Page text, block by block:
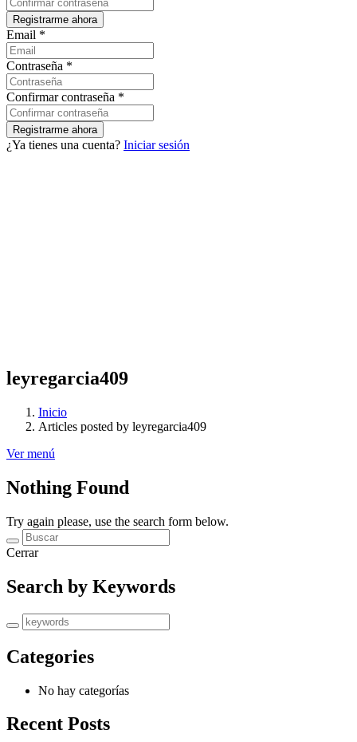
Email *
Contraseña *
Confirmar contraseña *
¿Ya tienes una cuenta? Iniciar sesión
leyregarcia409
Inicio
Articles posted by leyregarcia409
Ver menú
Nothing Found
Try again please, use the search form below.
Cerrar
Search by Keywords
Categories
No hay categorías
Recent Posts